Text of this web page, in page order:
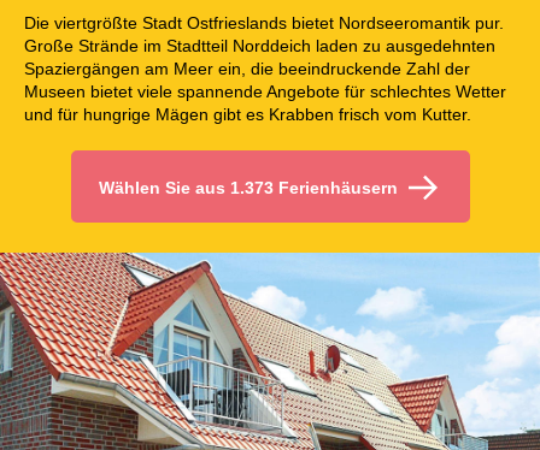
Die viertgrößte Stadt Ostfrieslands bietet Nordseeromantik pur.
Große Strände im Stadtteil Norddeich laden zu ausgedehnten
Spaziergängen am Meer ein, die beeindruckende Zahl der
Museen bietet viele spannende Angebote für schlechtes Wetter
und für hungrige Mägen gibt es Krabben frisch vom Kutter.
Wählen Sie aus 1.373 Ferienhäusern